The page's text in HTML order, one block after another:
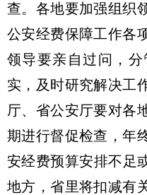
查。各地要加强组织
公安经费保障工作各
领导要亲自过问，
实，及时研究解决工
厅、省公安厅要对各
期进行督促检查，年
安经费预算安排不足
地方，省里将扣减有